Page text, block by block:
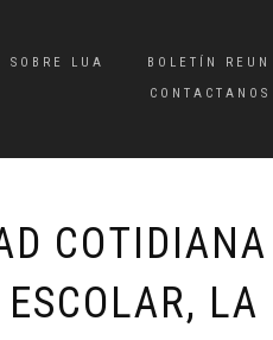
SOBRE LUA
BOLETÍN REUN
CONTACTANOS
COTIDIANA
LA